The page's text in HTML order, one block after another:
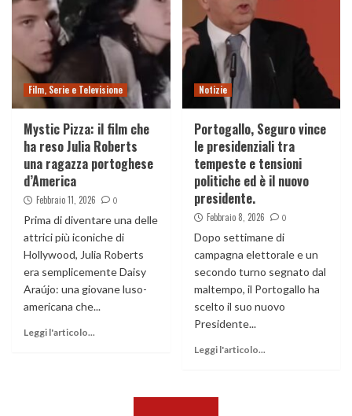
Film, Serie e Televisione
Mystic Pizza: il film che
ha reso Julia Roberts
una ragazza portoghese
d’America
Febbraio 11, 2026 0
Prima di diventare una delle
attrici più iconiche di
Hollywood, Julia Roberts
era semplicemente Daisy
Araújo: una giovane luso-
americana che...
Leggi l'articolo...
Notizie
Portogallo, Seguro vince
le presidenziali tra
tempeste e tensioni
politiche ed è il nuovo
presidente.
Febbraio 8, 2026 0
Dopo settimane di
campagna elettorale e un
secondo turno segnato dal
maltempo, il Portogallo ha
scelto il suo nuovo
Presidente...
Leggi l'articolo...